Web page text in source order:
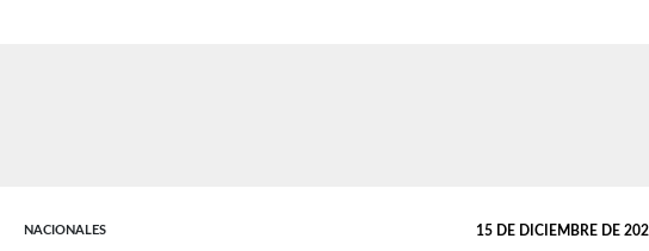
NACIONALES 15 DE DICIEMBRE DE